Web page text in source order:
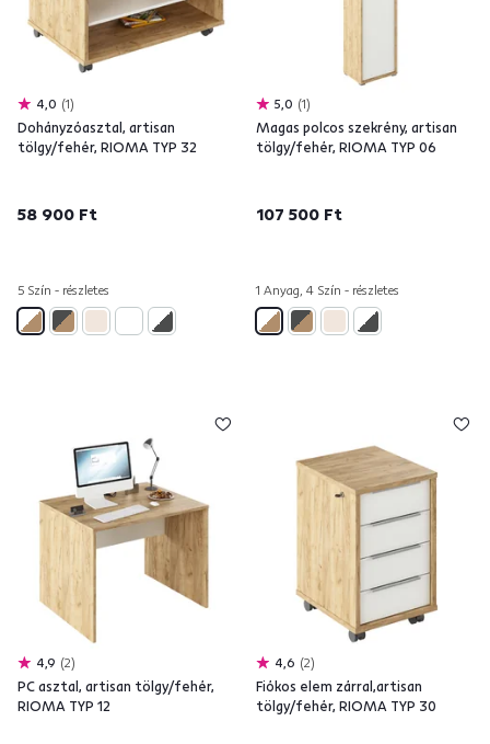
4,0 1
Dohányzóasztal, artisan
tölgy/fehér, RIOMA TYP 32
58 900 Ft
5 Szín - részletes
5,0 1
Magas polcos szekrény, artisan
tölgy/fehér, RIOMA TYP 06
107 500 Ft
1 Anyag, 4 Szín - részletes
4,9 2
PC asztal, artisan tölgy/fehér,
RIOMA TYP 12
4,6 2
Fiókos elem zárral,artisan
tölgy/fehér, RIOMA TYP 30